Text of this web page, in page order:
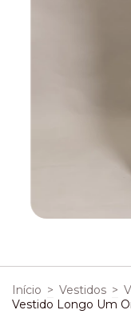
Início > Vestidos >
Vestido Longo Um